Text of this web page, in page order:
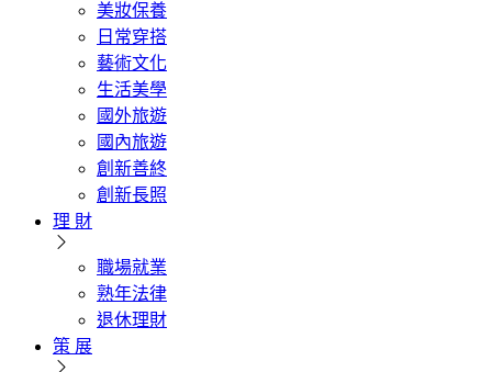
美妝保養
日常穿搭
藝術文化
生活美學
國外旅遊
國內旅遊
創新善終
創新長照
理 財
職場就業
熟年法律
退休理財
策 展